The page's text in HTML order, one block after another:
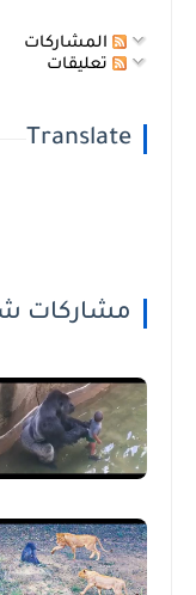
المشاركات
تعليقات
Translate
مشاركات